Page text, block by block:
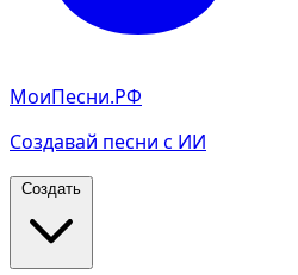
МоиПесни.РФ
Создавай песни с ИИ
Создать